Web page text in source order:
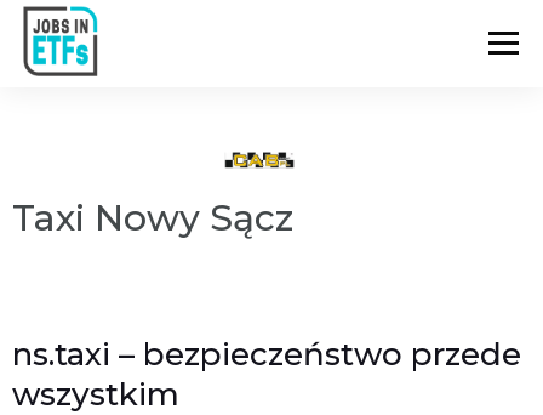
Taxi Nowy Sącz
ns.taxi – bezpieczeństwo przede
wszystkim